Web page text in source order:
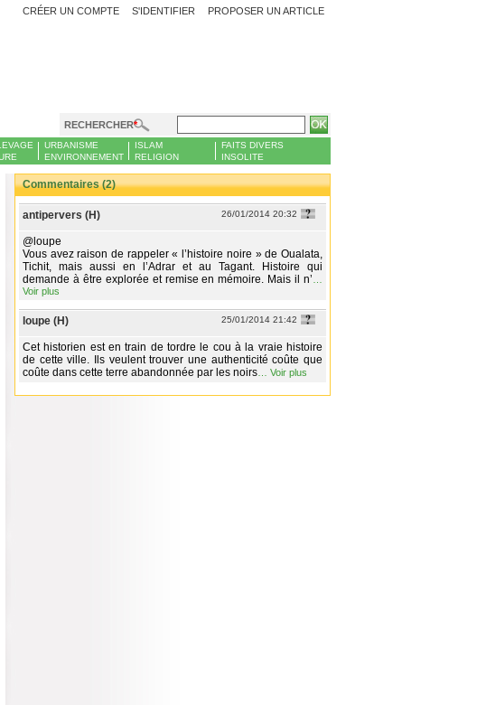
PROPOSER UN ARTICLE
CRÉER UN COMPTE S'IDENTIFIER
RECHERCHER
URBANISME
ENVIRONNEMENT
ISLAM
RELIGION
FAITS DIVERS
INSOLITE
Commentaires (2)
antipervers (H) 26/01/2014 20:32
@loupe
Vous avez raison de rappeler « l’histoire noire » de Oualata,
Tichit, mais aussi en l’Adrar et au Tagant. Histoire qui
demande à être explorée et remise en mémoire. Mais il n’
Voir plus
loupe (H) 25/01/2014 21:42
Cet historien est en train de tordre le cou à la vraie histoire
de cette ville. Ils veulent trouver une authenticité coûte que
coûte dans cette terre abandonnée par les noirs
Voir plus